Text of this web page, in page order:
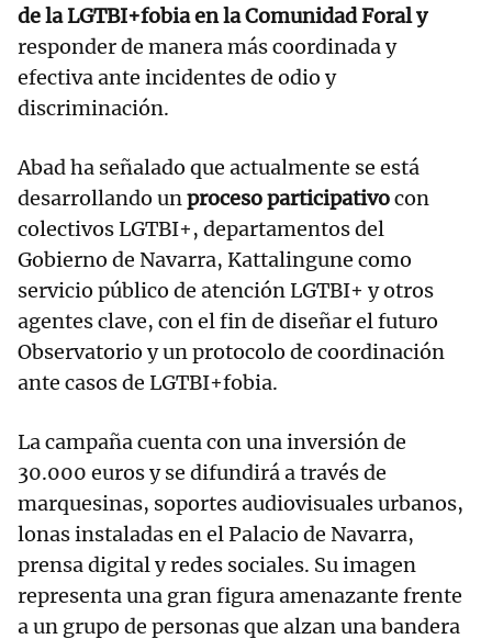
de la LGTBI+fobia en la Comunidad Foral y
responder de manera más coordinada y
efectiva ante incidentes de odio y
discriminación.
Abad ha señalado que actualmente se está
desarrollando unproceso participativocon
colectivos LGTBI+, departamentos del
Gobierno de Navarra, Kattalingune como
servicio público de atención LGTBI+ y otros
agentes clave, con el fin de diseñar el futuro
Observatorio y un protocolo de coordinación
ante casos de LGTBI+fobia.
La campaña cuenta con una inversión de
30.000 euros y se difundirá a través de
marquesinas, soportes audiovisuales urbanos,
lonas instaladas en el Palacio de Navarra,
prensa digital y redes sociales. Su imagen
representa una gran figura amenazante frente
a un grupo de personas que alzan una bandera